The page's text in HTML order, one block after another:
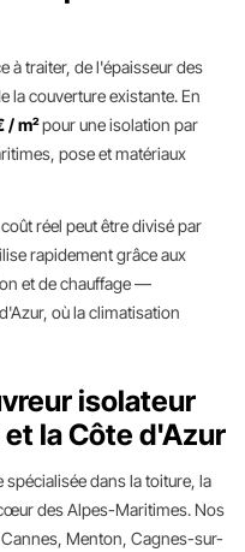
à traiter, de l'épaisseur des
la couverture existante. En
/ m²pour une isolation par
pose et matériaux
réel peut être divisé par
rapidement grâce aux
et de chauffage —
où la climatisation
isolateur
la Côte d'Azur
spécialisée dans la toiture, la
des Alpes-Maritimes. Nos
Menton, Cagnes-sur-